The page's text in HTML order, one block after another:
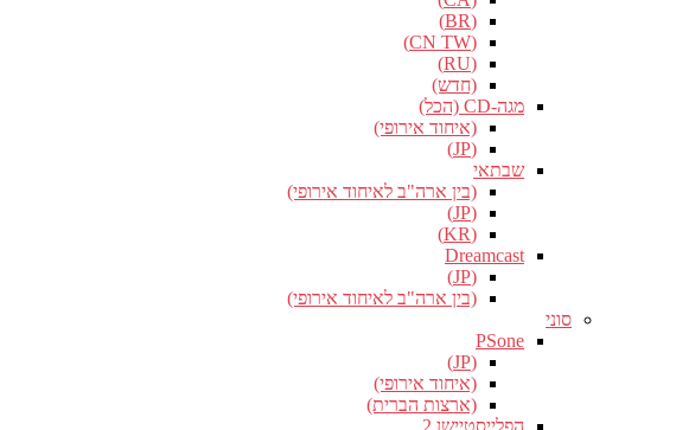
(BR)
(CN TW)
(RU)
(חדש)
מגה-CD (הכל)
(איחוד אירופי)
(JP)
שבתאי
(בין ארה"ב לאיחוד אירופי)
(JP)
(KR)
Dreamcast
(JP)
(בין ארה"ב לאיחוד אירופי)
סוני
PSone
(JP)
(איחוד אירופי)
(ארצות הברית)